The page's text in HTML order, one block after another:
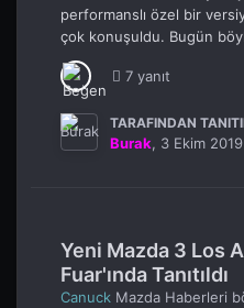
performanslı özel bir
çok konuşuldu. Bugün
7 yanıt
TARAFINDAN
Burak, 3 Ekim 2019
Yeni Mazda 3 Los
Fuar'ında Tanıtıldı
Canuck Mazda Haberleri